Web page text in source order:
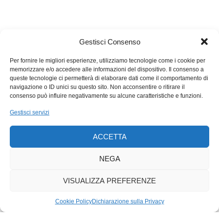
Gestisci Consenso
Per fornire le migliori esperienze, utilizziamo tecnologie come i cookie per
memorizzare e/o accedere alle informazioni del dispositivo. Il consenso a
queste tecnologie ci permetterà di elaborare dati come il comportamento di
navigazione o ID unici su questo sito. Non acconsentire o ritirare il
consenso può influire negativamente su alcune caratteristiche e funzioni.
Gestisci servizi
ACCETTA
NEGA
VISUALIZZA PREFERENZE
Cookie PolicyDichiarazione sulla Privacy
Krzysztof Urbański affronterà nella seconda parte del
quattro note più famose della storia musicale» (copyright
Leonard Bernstein) da cui scaturisce un vero big bang
orchestrale fatto di ritmi e sonorità rapinose – emblema sonoro
dello spirito prometeico beethoveniano e della sua titanica lotta
contro «il destino che bussa alla porta» – fu il canto dello Zigulo
giallo, un uccellino che Beethoven udì in un parco viennese; il
compositore trascrisse il suo richiamo ricorrendo ai tre sol
seguiti dal mi bemolle e scandì le quattro note con un ritmo
che ancor oggi stupisce e folgora per forza e modernità.